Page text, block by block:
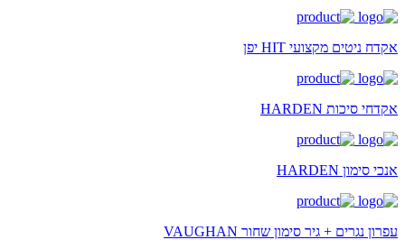
אקדח ניטים מקצועי HIT יפן
אקדחי סיכות HARDEN
אנכי סימון HARDEN
עפרון נגרים + גיר סימון שחור VAUGHAN